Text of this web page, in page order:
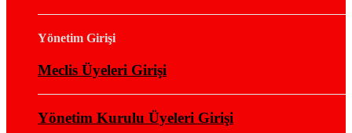
Yönetim Girişi
Meclis Üyeleri Girişi
Yönetim Kurulu Üyeleri Girişi